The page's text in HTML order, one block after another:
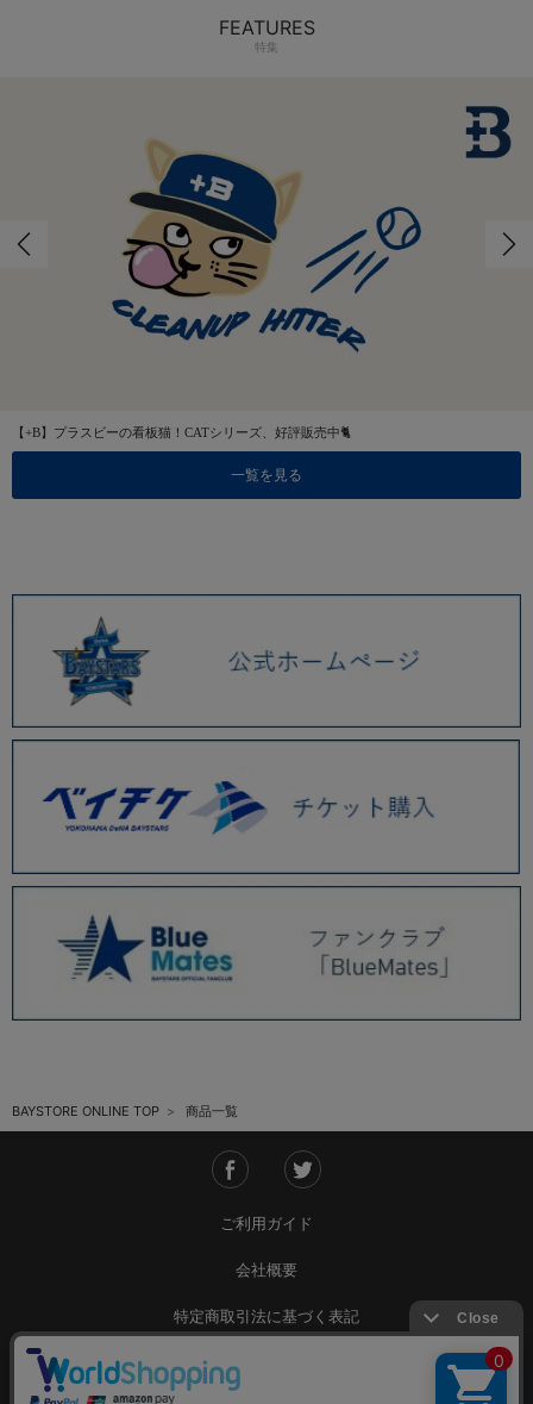
FEATURES
特集
【+B】プラスビーの看板猫！CATシリーズ、好評販売中🐈
一覧を見る
BAYSTORE ONLINE TOP 商品一覧
ご利用ガイド
会社概要
特定商取引法に基づく表記
ご利用規約